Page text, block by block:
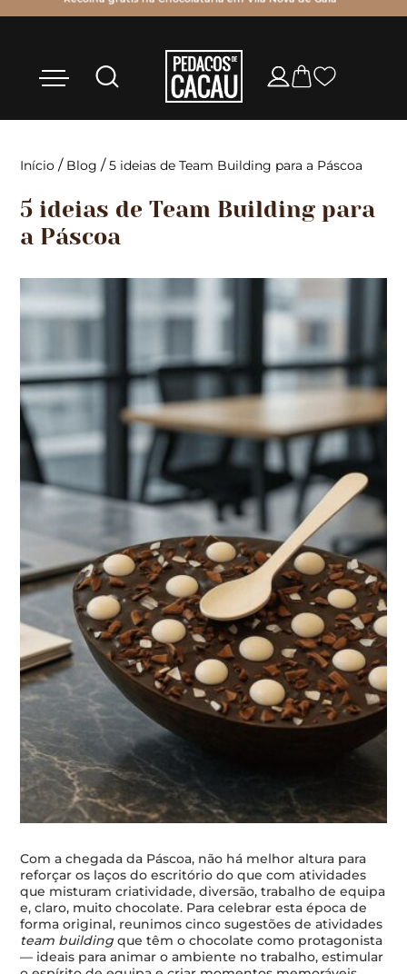
Início / Blog /5 ideias de Team Building para a Páscoa
5 ideias de Team Building para
a Páscoa
Com a chegada da Páscoa, não há melhor altura para
reforçar os laços do escritório do que com atividades
que misturam criatividade, diversão, trabalho de equipa
e, claro, muito chocolate. Para celebrar esta época de
forma original, reunimos cinco sugestões de atividades
team building que têm o chocolate como protagonista
— ideais para animar o ambiente no trabalho, estimular